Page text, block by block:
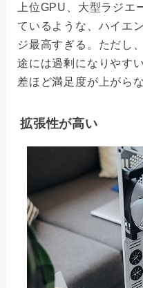
上位GPU、大型ラジエ
ているような、ハイエ
ジ最高すぎる。ただし
途には過剰になりやす
差ほど満足度が上がら
拡張性が高い